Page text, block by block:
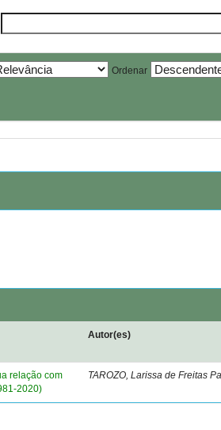
Ordenar
Autor(es)
relação com
2020)
TAROZO, Larissa de Freitas